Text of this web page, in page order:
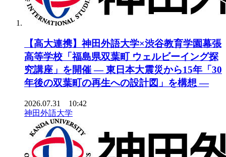
【高大連携】神田外語大学×渋谷教育学園幕張
高等学校「福島県双葉町 ウェルビーイング探
究講座」を開催 ― 東日本大震災から15年「30
年後の双葉町の再生への設計図」を構想 ―
2026.07.31 10:42
神田外語大学